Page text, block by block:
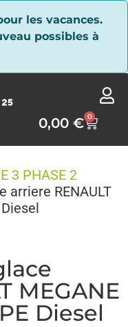
les vacances.
possibles à
0,00€ 0
3 PHASE 2
arriere RENAULT
MEGANE
Diesel